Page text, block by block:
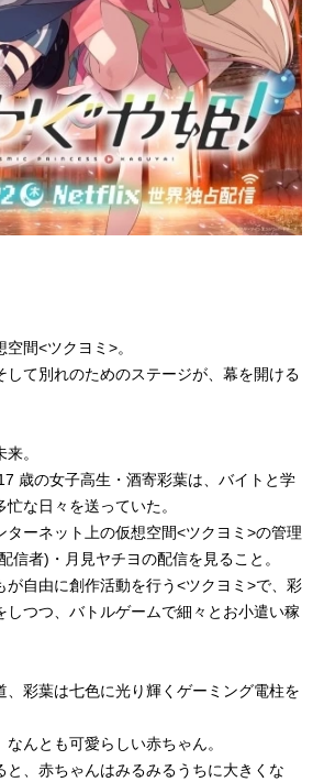
間<ツクヨミ>。
して別れのためのステージが、幕を開ける
。
歳の女子高生・酒寄彩葉は、バイトと学
な日々を送っていた。
ターネット上の仮想空間<ツクヨミ>の管理
信者)・月見ヤチヨの配信を見ること。
が自由に創作活動を行う<ツクヨミ>で、彩
しつつ、バトルゲームで細々とお小遣い稼
、彩葉は七色に光り輝くゲーミング電柱を
んとも可愛らしい赤ちゃん。
と、赤ちゃんはみるみるうちに大きくな